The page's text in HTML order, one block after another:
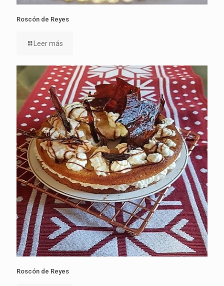
Roscón de Reyes
Leer más
Roscón de Reyes